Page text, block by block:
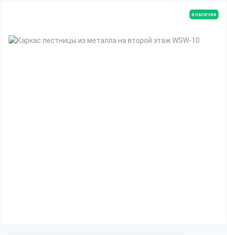
в наличии